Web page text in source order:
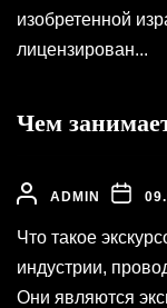
изобретенной
лицензирован...
Чем
ADMIN
Что такое
индустрии,
Они являются